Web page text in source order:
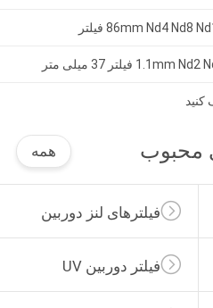
محبوب همه
فیلترهای لنز دوربین
فیلتر دوربین UV